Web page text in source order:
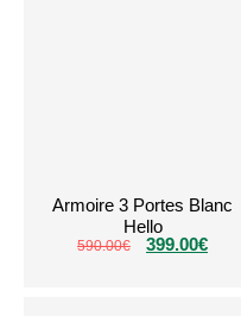
Armoire 3 Portes Blanc
Hello
590.00€ 399.00€